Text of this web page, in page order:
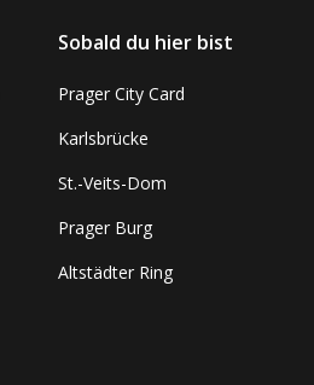
Sobald du hier bist
Prager City Card
Karlsbrücke
St.-Veits-Dom
Prager Burg
Altstädter Ring